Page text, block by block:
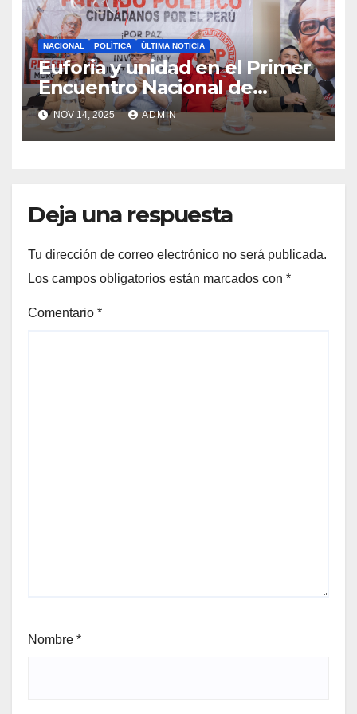
NACIONAL POLÍTICA ÚLTIMA NOTICIA
Euforia y unidad en el Primer
Encuentro Nacional de
Ciudadanos por el Perú en
apoyo a la fórmula
presidencial Morgan Quero –
NOV 14, 2025 ADMIN
Deja una respuesta
Tu dirección de correo electrónico no será publicada.
Los campos obligatorios están marcados con *
Comentario *
Nombre *